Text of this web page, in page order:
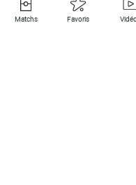
Matchs Favoris